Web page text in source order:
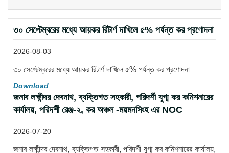
৩০ সেপ্টেম্বরের মধ্যে আয়কর রিটার্ণ দাখিলে ৫% পর্যন্ত কর প্রণোদনা
2026-08-03
৩০ সেপ্টেম্বরের মধ্যে আয়কর রিটার্ণ দাখিলে ৫% পর্যন্ত কর প্রণোদনা
Download
জনাব লক্ষীন্দর দেবনাথ, ব্যক্তিগত সহকারী, পরিদর্শী যুগ্ম কর কমিশনারের
কার্যালয়, পরিদর্শী রেঞ্জ-২, কর অঞ্চল -ময়মনসিংহ এর NOC
2026-07-20
জনাব লক্ষীন্দর দেবনাথ, ব্যক্তিগত সহকারী, পরিদর্শী যুগ্ম কর কমিশনারের কার্যালয়,